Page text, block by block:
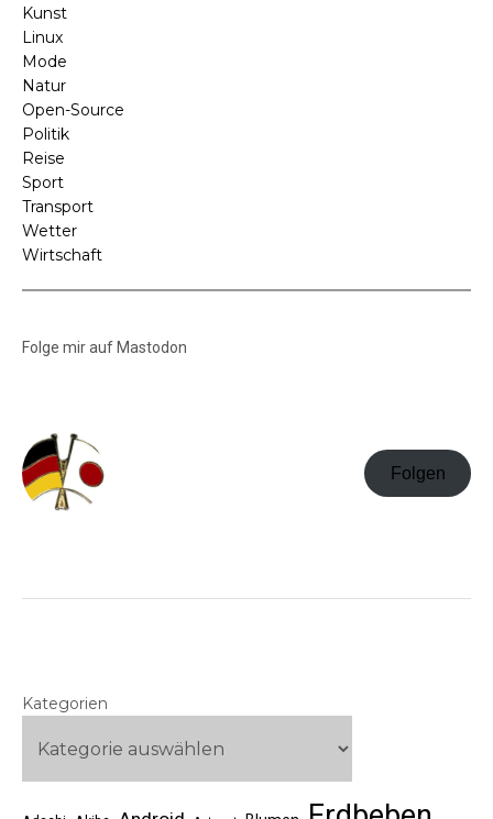
Kunst
Linux
Mode
Natur
Open-Source
Politik
Reise
Sport
Transport
Wetter
Wirtschaft
Folge mir auf Mastodon
Folgen
Kategorien